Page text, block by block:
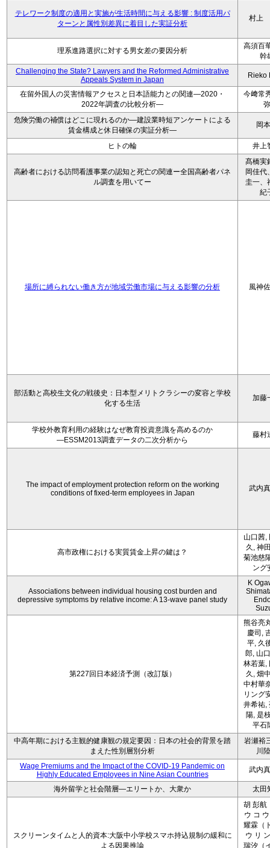
テレワーク制度の適用と実施が生活時間に与える影響 : 制度活用パ
ターンと属性別差異に着目した実証分析
村上
理系進路選択に対する男女差の要因分析
高須百
幹
Challenging the State? Lawyers and the Reformed Administrative
Appeals System in Japan
Rieko
在留外国人の災害情報アクセスと日本語能力との関連―2020・
2022年調査の比較分析―
今﨑常
弥
危険労働の補償はどこに現れるのか―建設業時短アンケートによる
賃金構成と休日確保の実証分析―
岡
ヒトの輪 井上
高齢者における訪問看護事業の認知と死亡の関連ー全国高齢者パネ
ル調査を用いてー
髙橋実
岡佳代
圭一、
紀
場所に縛られない働き方が地域労働市場に与える影響の分析 風神
部活動と高校生文化の戦後史：日本型メリトクラシーの変容と学校
化する生活
加藤
学校外教育利用の経験はなぜ教育投資意識を高めるのか
―ESSM2013調査データの二次分析から
藤村
The impact of employment protection reform on the working
conditions of fixed-term employees in Japan
武内
高市政権における実質賃金上昇の鍵は？
山口茜,
久, 神
菊池慈
ング
Associations between individual housing cost burden and
depressive symptoms by relative income: A 13-wave panel study
K
第227回日本経済予測（改訂版）
熊谷亮
慶司,
平, 久
郎, 山
林若葉,
久, 畑
中村華
リング
井希祐,
陽, 是
平石
中高年期における主観的健康観の規定要因：日本の社会的背景を踏
まえた性別層別分析
岩瀬裕
川
Wage Premiums and the Impact of the COVID‑19 Pandemic on
Highly Educated Employees in Nine Asian Countries
武内
海外留学と社会階層―エリートか、大衆か 太田
スクリーンタイムと人的資本:大阪中小学校スマホ持込規制の緩和に
よる因果推論
胡 彭航
ウ コ
耀霖（
ウ リ
瑞汐（